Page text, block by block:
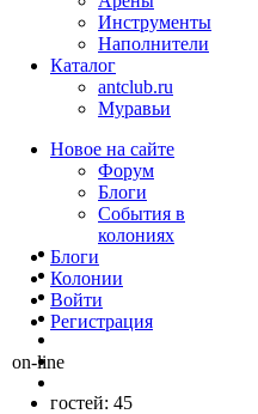
Инструменты
Наполнители
Каталог
antclub.ru
Муравьи
Новое на сайте
Форум
Блоги
События в
колониях
Блоги
Колонии
Войти
Peгиcтpaция
on-line
гостей: 45